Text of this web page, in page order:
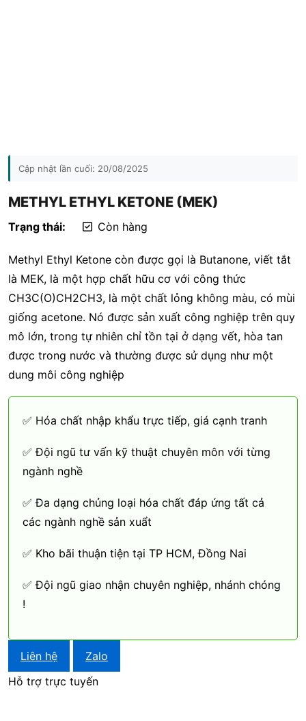
Cập nhật lần cuối: 20/08/2025
METHYL ETHYL KETONE (MEK)
Trạng thái: Còn hàng
Methyl Ethyl Ketone còn được gọi là Butanone, viết tắt
là MEK, là một hợp chất hữu cơ với công thức
CH3C(O)CH2CH3, là một chất lỏng không màu, có mùi
giống acetone. Nó được sản xuất công nghiệp trên quy
mô lớn, trong tự nhiên chỉ tồn tại ở dạng vết, hòa tan
được trong nước và thường được sử dụng như một
dung môi công nghiệp
✅ Hóa chất nhập khẩu trực tiếp, giá cạnh tranh
✅ Đội ngũ tư vấn kỹ thuật chuyên môn với từng
ngành nghề
✅ Đa dạng chủng loại hóa chất đáp ứng tất cả
các ngành nghề sản xuẩt
✅ Kho bãi thuận tiện tại TP HCM, Đồng Nai
✅ Đội ngũ giao nhận chuyên nghiệp, nhánh chóng
!
Liên hệ
Zalo
Hỗ trợ trực tuyến